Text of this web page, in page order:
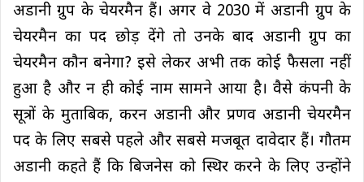
अडानी ग्रुप के चेयरमैन हैं। अगर वे 2030 में अडानी ग्रुप के
चेयरमैन का पद छोड़ देंगे तो उनके बाद अडानी ग्रुप का
चेयरमैन कौन बनेगा? इसे लेकर अभी तक कोई फैसला नहीं
हुआ है और न ही कोई नाम सामने आया है। वैसे कंपनी के
सूत्रों के मुताबिक, करन अडानी और प्रणव अडानी चेयरमैन
पद के लिए सबसे पहले और सबसे मजबूत दावेदार हैं। गौतम
अडानी कहते हैं कि बिजनेस को स्थिर करने के लिए उन्होंने